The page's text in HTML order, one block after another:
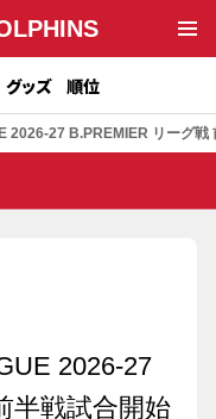
グッズ 順位
2026-27 B.PREMIER リーグ戦
2026-27
半戦試合開始